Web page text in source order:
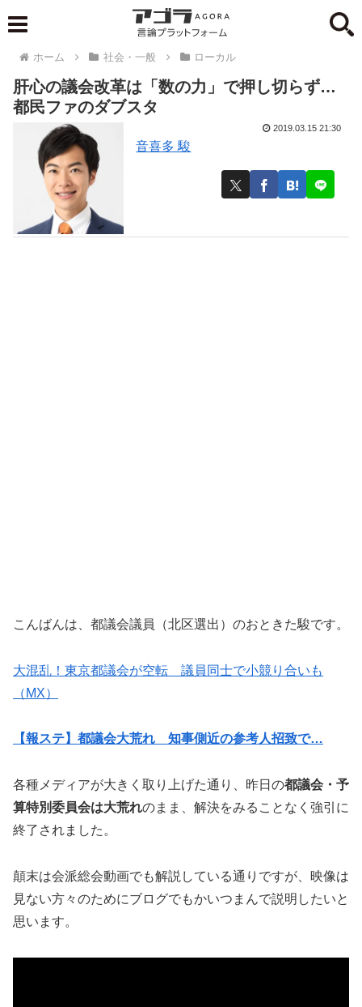
ホーム 社会・一般 ローカル
肝心の議会改革は「数の力」で押し切らず…
都民ファのダブスタ
音喜多 駿
2019.03.15 21:30
こんばんは、都議会議員（北区選出）のおときた駿です。
大混乱！東京都議会が空転 議員同士で小競り合いも
（MX）
【報ステ】都議会大荒れ 知事側近の参考人招致で…
各種メディアが大きく取り上げた通り、昨日の都議会・予
算特別委員会は大荒れのまま、解決をみることなく強引に
終了されました。
顛末は会派総会動画でも解説している通りですが、映像は
見ない方々のためにブログでもかいつまんで説明したいと
思います。